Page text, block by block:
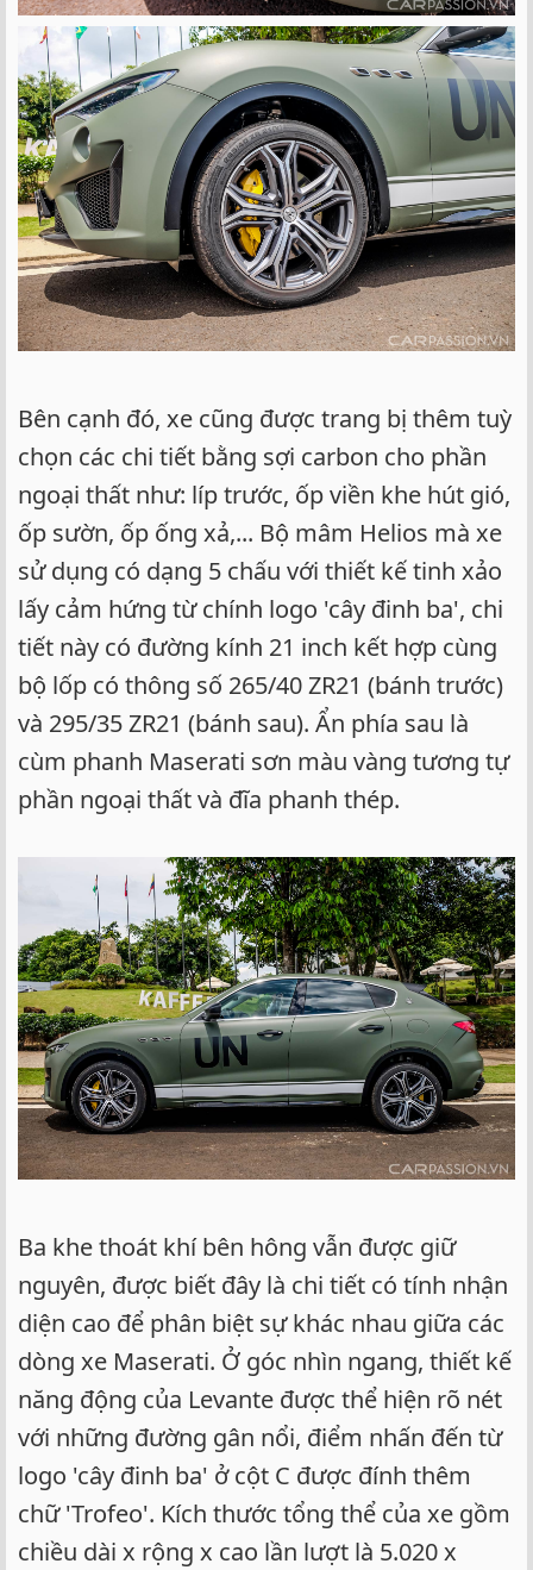
Bên cạnh đó, xe cũng được trang bị thêm tuỳ
chọn các chi tiết bằng sợi carbon cho phần
ngoại thất như: líp trước, ốp viền khe hút gió,
ốp sườn, ốp ống xả,... Bộ mâm Helios mà xe
sử dụng có dạng 5 chấu với thiết kế tinh xảo
lấy cảm hứng từ chính logo 'cây đinh ba', chi
tiết này có đường kính 21 inch kết hợp cùng
bộ lốp có thông số 265/40 ZR21 (bánh trước)
và 295/35 ZR21 (bánh sau). Ẩn phía sau là
cùm phanh Maserati sơn màu vàng tương tự
phần ngoại thất và đĩa phanh thép.
Ba khe thoát khí bên hông vẫn được giữ
nguyên, được biết đây là chi tiết có tính nhận
diện cao để phân biệt sự khác nhau giữa các
dòng xe Maserati. Ở góc nhìn ngang, thiết kế
năng động của Levante được thể hiện rõ nét
với những đường gân nổi, điểm nhấn đến từ
logo 'cây đinh ba' ở cột C được đính thêm
chữ 'Trofeo'. Kích thước tổng thể của xe gồm
chiều dài x rộng x cao lần lượt là 5.020 x